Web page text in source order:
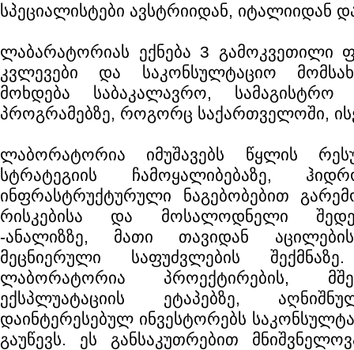
სპეციალისტები ავსტრიიდან, იტალიიდან
ლაბარატორიას ექნება 3 გამოკვეთილი
კვლევები და საკონსულტაციო
მოხდება საბაკალავრო,
პროგრამებზე, როგორც საქართველოში,
ლაბორატორია იმუშავებს წყლის
სტრატეგიის ჩამოყალიბებაზე,
ინფრასტრუქტურული ნაგებობებით
რისკებისა და მოსალოდნელი
-ანალიზზე, მათი თავიდან
მეცნიერული საფუძვლების
ლაბორატორია პროექტირების,
ექსპლუატაციის ეტაპებზე,
დაინტერესებულ ინვესტორებს
გაუწევს. ეს განსაკუთრებით